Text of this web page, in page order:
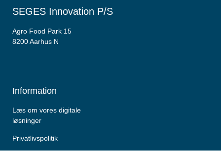
SEGES Innovation P/S
Agro Food Park 15
8200 Aarhus N
Information
Læs om vores digitale
løsninger
Privatlivspolitik